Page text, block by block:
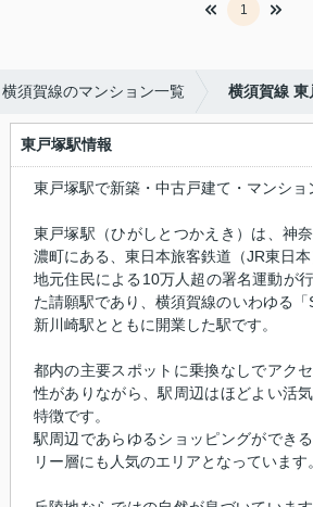
1
横須賀線のマンション一覧 横須賀線 東
東戸塚駅情報
東戸塚駅で新築・中古戸建て・マンショ
東戸塚駅（ひがしとつかえき）は、神
濃町にある、東日本旅客鉄道（JR東日本
地元住民による10万人超の署名運動が
た請願駅であり、横須賀線のいわゆる「
新川崎駅とともに開業した駅です。
都内の主要スポットに乗換なしでアク
性がありながら、駅周辺はほどよい活
特徴です。
駅周辺であらゆるショッピングができ
リー層にも人気のエリアとなっています。